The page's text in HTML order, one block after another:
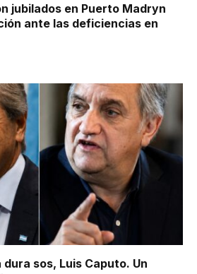
jubilados en Puerto Madryn
ante las deficiencias en
sos, Luis Caputo. Un